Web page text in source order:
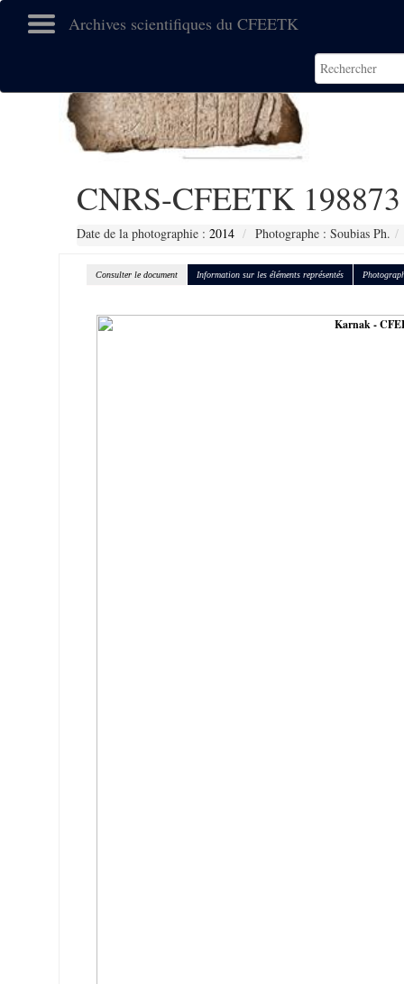
Archives scientifiques du CFEETK
CNRS-CFEETK 198873
Date de la photographie : 2014 Photographe : Soubias Ph.
Consulter le document Information sur les éléments représentés